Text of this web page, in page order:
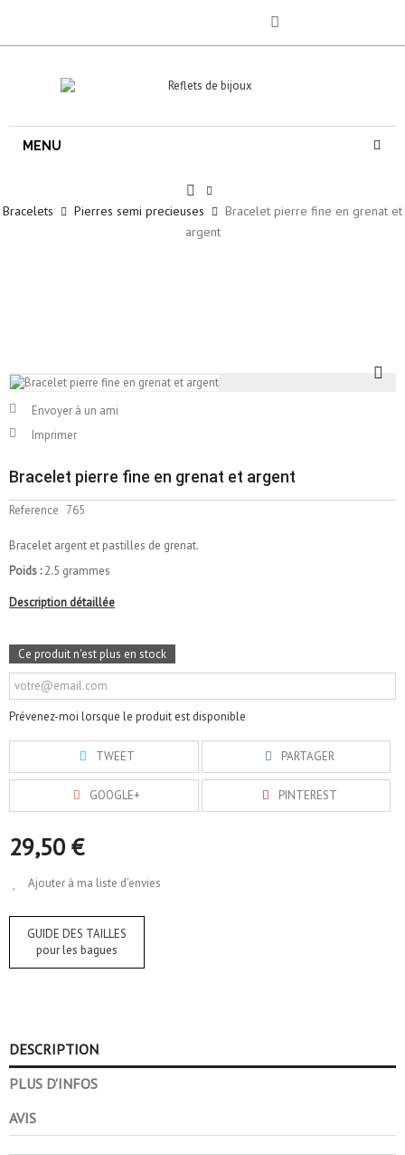
MENU
Bracelets Pierres semi precieuses
Bracelet pierre fine en grenat et
argent
Envoyer à un ami
Imprimer
Bracelet pierre fine en grenat et argent
Reference 765
Bracelet argent et pastilles de grenat.
Poids :2.5 grammes
Description détaillée
Ce produit n'est plus en stock
Prévenez-moi lorsque le produit est disponible
TWEET PARTAGER
GOOGLE+ PINTEREST
29,50 €
Ajouter à ma liste d'envies
GUIDE DES TAILLES
pour les bagues
DESCRIPTION
PLUS D'INFOS
AVIS